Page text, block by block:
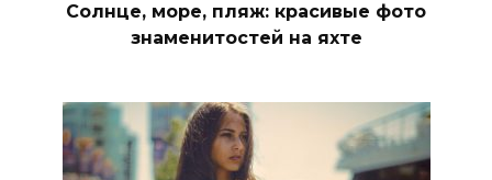
Солнце, море, пляж: красивые фото
знаменитостей на яхте